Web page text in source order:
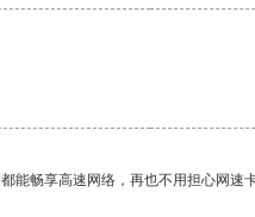
畅享高速网络，再也不用担心网